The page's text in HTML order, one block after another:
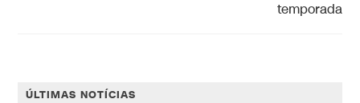
temporada
ÚLTIMAS NOTÍCIAS